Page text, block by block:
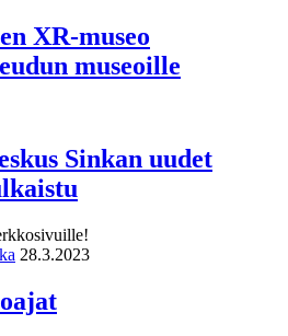
XR-museo
museoille
Sinkan uudet
28.3.2023